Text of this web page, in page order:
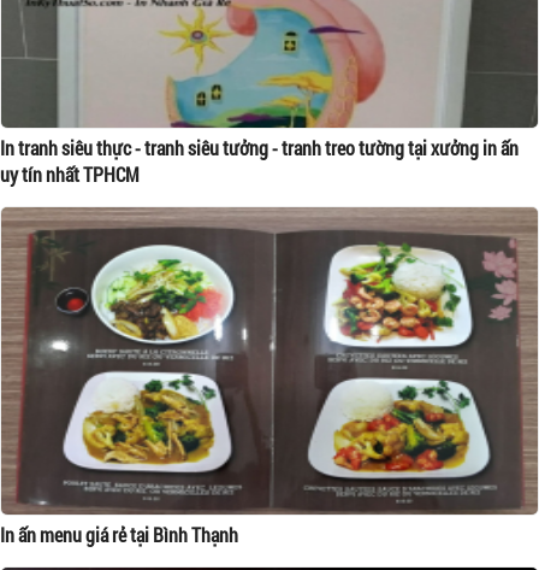
In tranh siêu thực - tranh siêu tưởng - tranh treo tường tại xưởng in ấn
uy tín nhất TPHCM
In ấn menu giá rẻ tại Bình Thạnh